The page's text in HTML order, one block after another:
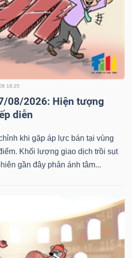
18:25
08/2026: Hiện tượng
diễn
khi gặp áp lực bán tại vùng
Khối lượng giao dịch trồi sụt
gần đây phản ánh tâm...